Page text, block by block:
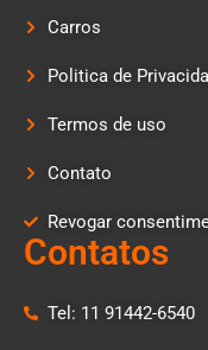
Carros
Politica de
Termos de uso
Contato
Revogar
Contatos
Tel: 11 91442-6540